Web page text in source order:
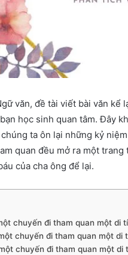
văn, đề tài viết bài văn kể
học sinh quan tâm. Đây
ta ôn lại những kỷ
quan đều mở ra một
của cha ông để lại.
chuyến đi tham quan một di
chuyến đi tham quan một di
chuyến đi tham quan một